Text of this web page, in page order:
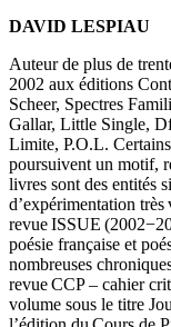
DAVID LESPIAU
Auteur de plus de
2002 aux éditions
Scheer, Spectres
Gallar, Little Single,
Limite, P.O.L.
poursuivent un motif,
livres sont des entités
d’expérimentation
revue ISSUE
poésie française et
nombreuses
revue CCP – cahier
volume sous le titre